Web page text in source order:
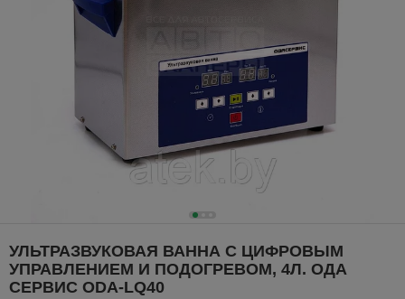
УЛЬТРАЗВУКОВАЯ ВАННА С ЦИФРОВЫМ
УПРАВЛЕНИЕМ И ПОДОГРЕВОМ, 4Л. ОДА
СЕРВИС ODA-LQ40